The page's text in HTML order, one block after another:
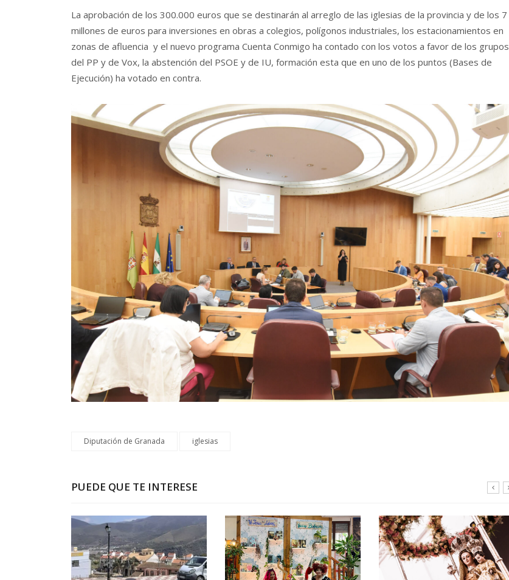
La aprobación de los 300.000 euros que se destinarán al arreglo de las iglesias de la provincia y de los 7
millones de euros para inversiones en obras a colegios, polígonos industriales, los estacionamientos en
zonas de afluencia y el nuevo programa Cuenta Conmigo ha contado con los votos a favor de los grupos
del PP y de Vox, la abstención del PSOE y de IU, formación esta que en uno de los puntos (Bases de
Ejecución) ha votado en contra.
Diputación de Granada iglesias
PUEDE QUE TE INTERESE